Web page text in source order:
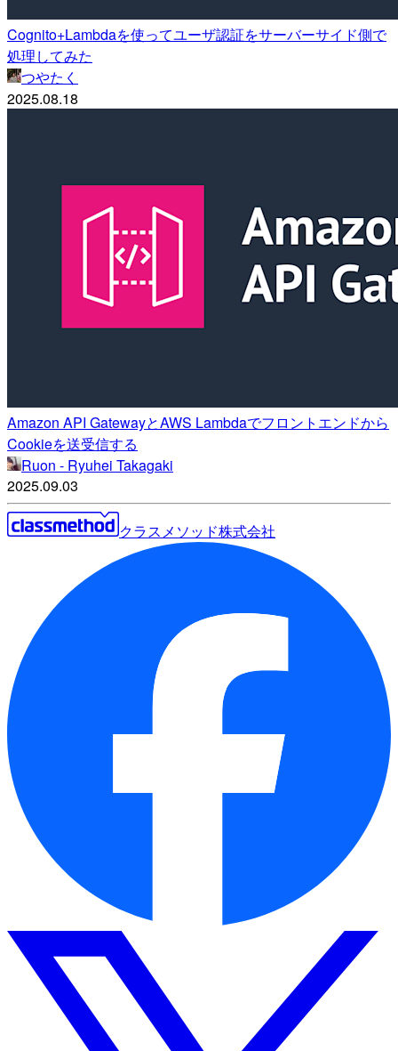
Cognito+Lambdaを使ってユーザ認証をサーバーサイド側で
処理してみた
つやたく
2025.08.18
Amazon API GatewayとAWS Lambdaでフロントエンドから
Cookieを送受信する
Ruon - Ryuhei Takagaki
2025.09.03
クラスメソッド株式会社